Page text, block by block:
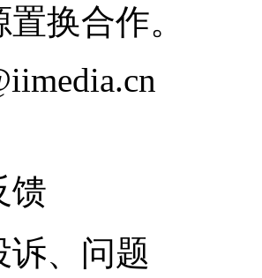
换合作。
馈
诉、问题